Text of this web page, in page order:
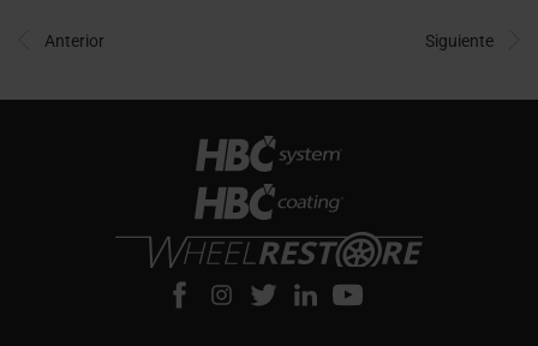
Anterior Siguiente